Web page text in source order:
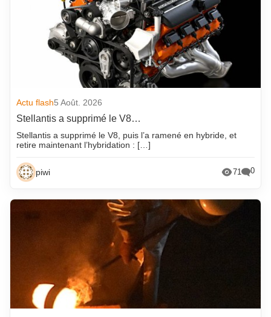
Actu flash5 Août. 2026
Stellantis a supprimé le V8…
Stellantis a supprimé le V8, puis l’a ramené en hybride, et
retire maintenant l’hybridation : […]
piwi 71 0